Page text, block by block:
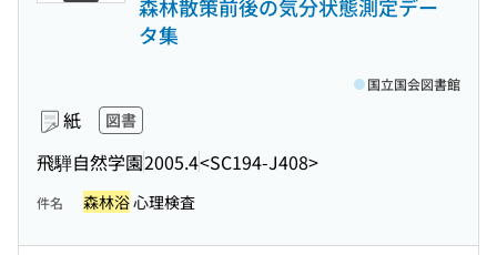
森林散策前後の気分状態測定デー
タ集
紙 図書
飛騨自然学園2005.4<SC194-J408>
国立国会図書館
件名 森林浴心理検査